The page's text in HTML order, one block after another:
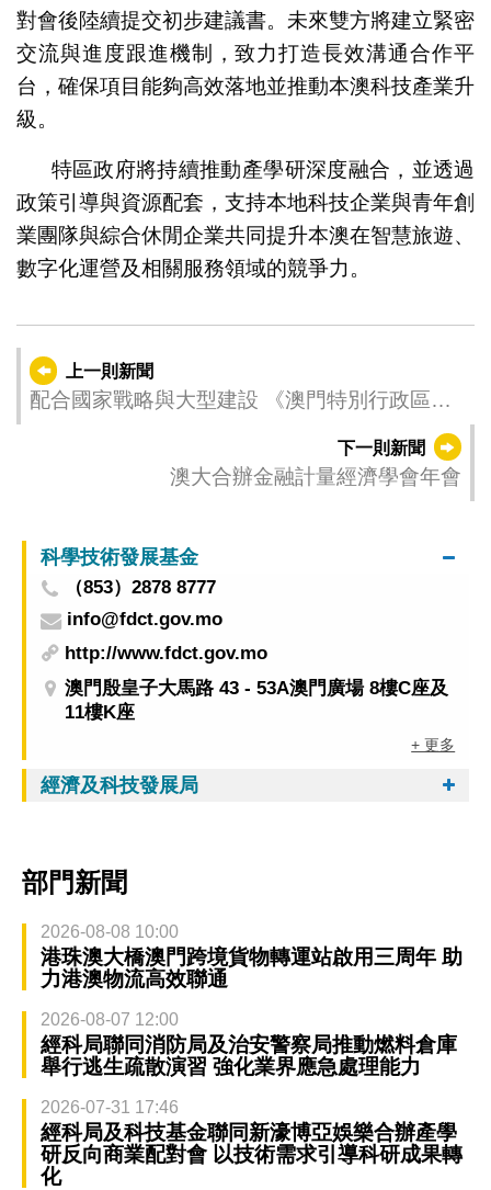
對會後陸續提交初步建議書。未來雙方將建立緊密
交流與進度跟進機制，致力打造長效溝通合作平
台，確保項目能夠高效落地並推動本澳科技產業升
級。
特區政府將持續推動產學研深度融合，並透過
政策引導與資源配套，支持本地科技企業與青年創
業團隊與綜合休閒企業共同提升本澳在智慧旅遊、
數字化運營及相關服務領域的競爭力。
上一則新聞
配合國家戰略與大型建設 《澳門特別行政區城
市總體規劃（2020-2040）》第一次修改草案今
（29）日起公開諮詢
下一則新聞
澳大合辦金融計量經濟學會年會
科學技術發展基金
（853）2878 8777
info@fdct.gov.mo
http://www.fdct.gov.mo
澳門殷皇子大馬路 43 - 53A澳門廣場 8樓C座及
11樓K座
+ 更多
經濟及科技發展局
部門新聞
2026-08-08 10:00
港珠澳大橋澳門跨境貨物轉運站啟用三周年 助
力港澳物流高效聯通
2026-08-07 12:00
經科局聯同消防局及治安警察局推動燃料倉庫
舉行逃生疏散演習 強化業界應急處理能力
2026-07-31 17:46
經科局及科技基金聯同新濠博亞娛樂合辦產學
研反向商業配對會 以技術需求引導科研成果轉
化